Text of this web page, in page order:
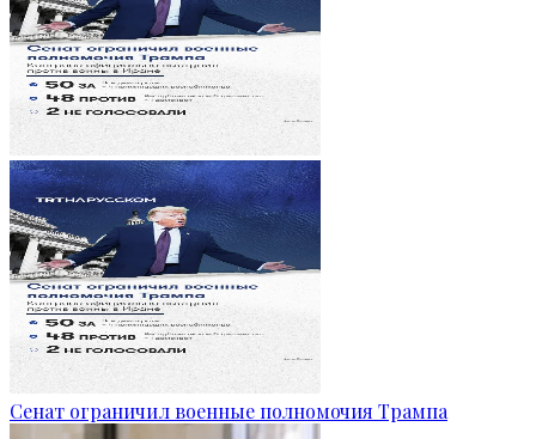
Сенат ограничил военные полномочия Трампа